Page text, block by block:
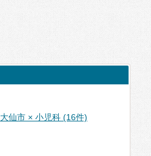
大仙市 × 小児科 (16件)